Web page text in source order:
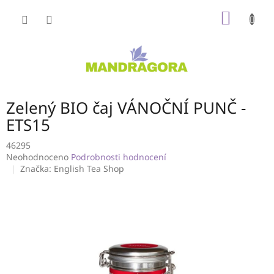
Zelený BIO čaj VÁNOČNÍ PUNČ -
ETS15
46295
Průměrné
hodnocení
Neohodnoceno Podrobnosti hodnocení
Značka: English Tea Shop